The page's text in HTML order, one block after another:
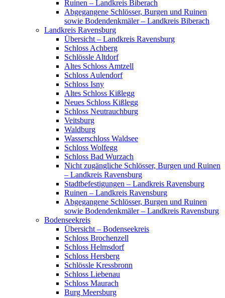
Ruinen – Landkreis Biberach
Abgegangene Schlösser, Burgen und Ruinen
sowie Bodendenkmäler – Landkreis Biberach
Landkreis Ravensburg
Übersicht – Landkreis Ravensburg
Schloss Achberg
Schlössle Altdorf
Altes Schloss Amtzell
Schloss Aulendorf
Schloss Isny
Altes Schloss Kißlegg
Neues Schloss Kißlegg
Schloss Neutrauchburg
Veitsburg
Waldburg
Wasserschloss Waldsee
Schloss Wolfegg
Schloss Bad Wurzach
Nicht zugängliche Schlösser, Burgen und Ruinen
– Landkreis Ravensburg
Stadtbefestigungen – Landkreis Ravensburg
Ruinen – Landkreis Ravensburg
Abgegangene Schlösser, Burgen und Ruinen
sowie Bodendenkmäler – Landkreis Ravensburg
Bodenseekreis
Übersicht – Bodenseekreis
Schloss Brochenzell
Schloss Helmsdorf
Schloss Hersberg
Schlössle Kressbronn
Schloss Liebenau
Schloss Maurach
Burg Meersburg